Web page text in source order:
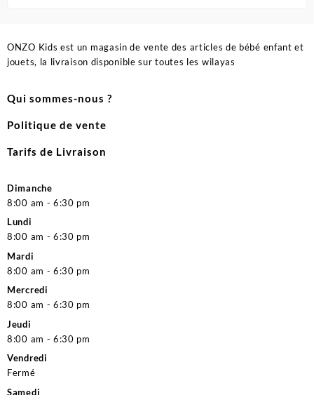
ONZO Kids est un magasin de vente des articles de bébé enfant et
jouets, la livraison disponible sur toutes les wilayas
Qui sommes-nous ?
Politique de vente
Tarifs de Livraison
Dimanche
8:00 am - 6:30 pm
Lundi
8:00 am - 6:30 pm
Mardi
8:00 am - 6:30 pm
Mercredi
8:00 am - 6:30 pm
Jeudi
8:00 am - 6:30 pm
Vendredi
Fermé
Samedi